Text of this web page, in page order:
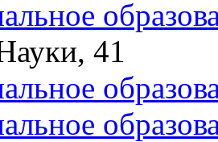
41